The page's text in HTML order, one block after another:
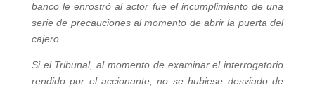
banco le enrostró al actor fue el incumplimiento de una
serie de precauciones al momento de abrir la puerta del
cajero.
Si el Tribunal, al momento de examinar el interrogatorio
rendido por el accionante, no se hubiese desviado de